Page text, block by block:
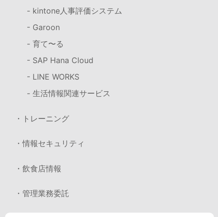
- kintone人事評価システム
- Garoon
- 育て〜る
- SAP Hana Cloud
- LINE WORKS
- 生活情報関連サービス
・トレーニング
・情報セキュリティ
・飲食店情報
・管理業務委託